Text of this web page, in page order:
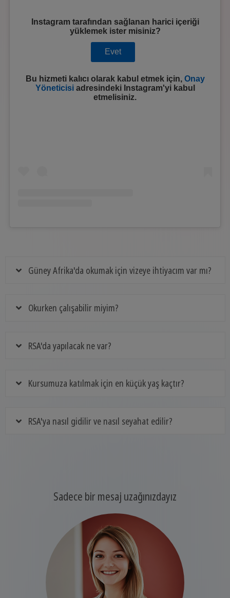
Instagramtarafından sağlanan harici içeriği
yüklemek ister misiniz?
Evet
Bu hizmeti kalıcı olarak kabul etmek için, Onay
Yöneticisiadresindeki Instagram'yi kabul
etmelisiniz.
Güney Afrika'da okumak için vizeye ihtiyacım var mı?
Okurken çalışabilir miyim?
RSA'da yapılacak ne var?
Kursumuza katılmak için en küçük yaş kaçtır?
RSA'ya nasıl gidilir ve nasıl seyahat edilir?
Sadece bir mesaj uzağınızdayız